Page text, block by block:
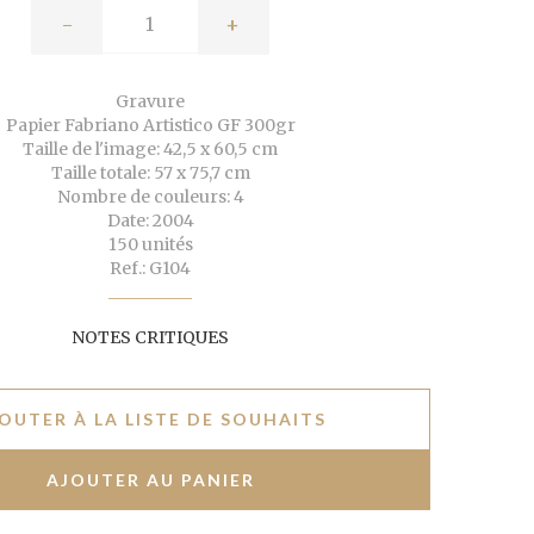
- +
Gravure
Papier Fabriano Artistico GF 300gr
Taille de l'image: 42,5 x 60,5 cm
Taille totale: 57 x 75,7 cm
Nombre de couleurs: 4
Date: 2004
150 unités
Ref.: G104
NOTES CRITIQUES
À LA LISTE DE SOUHAITS